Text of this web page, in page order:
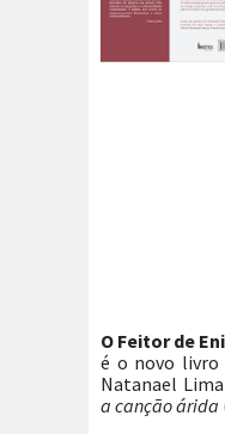
O Feitor de
é o novo livro
Natanael
a canção árida